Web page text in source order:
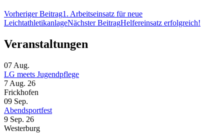
Beitragsnavigation
Vorheriger Beitrag1. Arbeitseinsatz für neue
LeichtathletikanlageNächster BeitragHelfereinsatz erfolgreich!
Veranstaltungen
07 Aug.
LG meets Jugendpflege
7 Aug. 26
Frickhofen
09 Sep.
Abendsportfest
9 Sep. 26
Westerburg